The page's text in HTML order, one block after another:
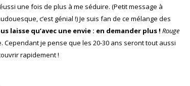
une fois de plus à me séduire. (Petit message à
c’est génial !) Je suis fan de ce mélange des
laisse qu’avec une envie : en demander plus ! Rouge
je pense que les 20-30 ans seront tout aussi
rapidement !